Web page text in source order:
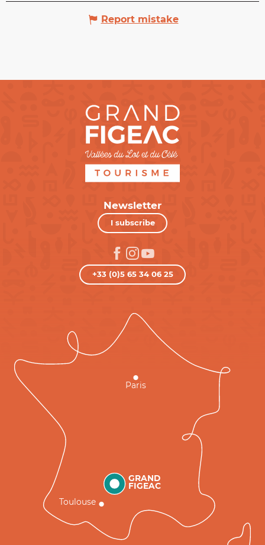
Report mistake
Newsletter
I subscribe
+33 (0)5 65 34 06 25
GRAND
FIGEAC
Toulouse
Paris